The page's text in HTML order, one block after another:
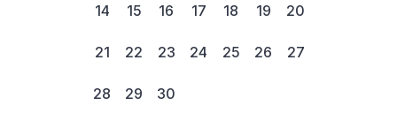
14 15 16 17 18 19 20
21 22 23 24 25 26 27
28 29 30